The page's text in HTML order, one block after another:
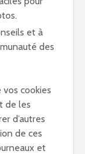
et à
des
cookies
de les
d’autres
de ces
et